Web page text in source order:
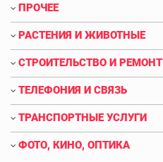
ПРОЧЕЕ
РАСТЕНИЯ И ЖИВОТНЫЕ
СТРОИТЕЛЬСТВО И РЕМОНТ
ТЕЛЕФОНИЯ И СВЯЗЬ
ТРАНСПОРТНЫЕ УСЛУГИ
ФОТО, КИНО, ОПТИКА